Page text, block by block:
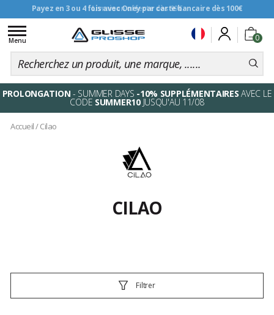
Payez en 3 ou 4 fois avec Oney par carte bancaire dès 100€
Livraison offerte dès 99€
0
Toggle
navigation
Menu
PROLONGATION - SUMMER DAYS -10% SUPPLÉMENTAIRES AVEC LE
CODE SUMMER10JUSQU'AU 11/08
Accueil/Cilao
CILAO
Filtrer